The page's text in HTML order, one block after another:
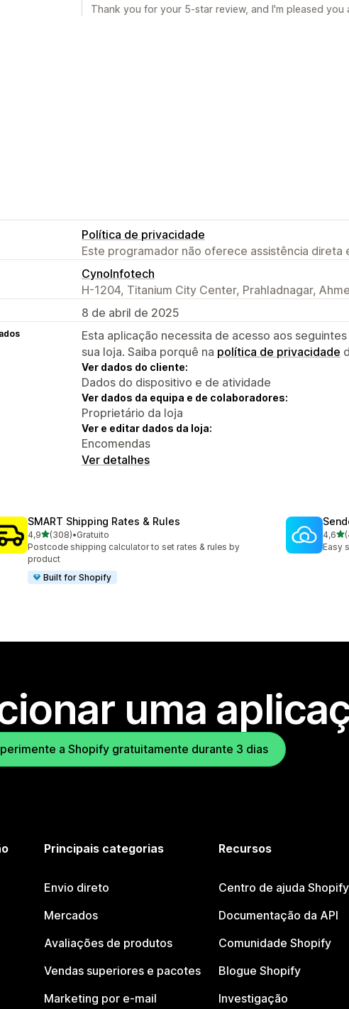
Thank you for your 5-star review, and I'm pleased you
Política de privacidade
Este programador não oferece assistência
CynoInfotech
H-1204, Titanium City Center, Prahladnagar,
8 de abril de 2025
Esta aplicação necessita de acesso aos
sua loja. Saiba porquê na política de privacidade
Ver dados do cliente:
Dados do dispositivo e de atividade
Ver dados da equipa e de colaboradores:
Proprietário da loja
Ver e editar dados da loja:
Encomendas
Ver detalhes
SMART Shipping Rates & Rules
4,9de 5 estrelas
(308)
308 total de avaliações
•Gratuito
Postcode shipping calculator to set rates & rules by
product
Built for Shopify
4,6de
477
Easy
uma
a Shopify gratuitamente durante 3 dias
Principais categorias
Envio direto
Mercados
Avaliações de produtos
Vendas superiores e pacotes
Marketing por e-mail
Recursos
Centro de ajuda Shopify
Documentação da API
Comunidade Shopify
Blogue Shopify
Investigação